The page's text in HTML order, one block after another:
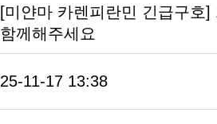
[미얀마 카렌피란민 긴급구호
함께해주세요
25-11-17 13:38